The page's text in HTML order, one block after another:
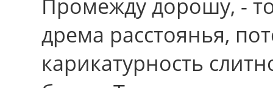
Промежду дорошу, -
дрема расстоянья,
карикатурность